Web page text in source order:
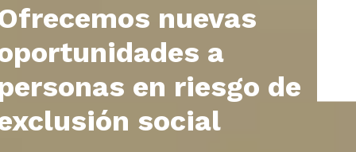
nuevas
a
en riesgo de
social